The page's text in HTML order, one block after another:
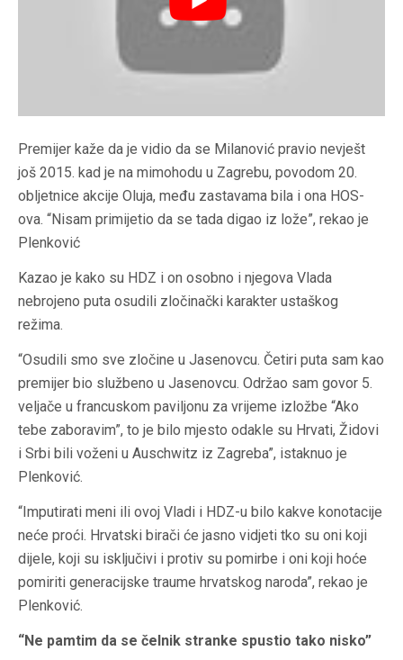
Premijer kaže da je vidio da se Milanović pravio nevješt
još 2015. kad je na mimohodu u Zagrebu, povodom 20.
obljetnice akcije Oluja, među zastavama bila i ona HOS-
ova. “Nisam primijetio da se tada digao iz lože”, rekao je
Plenković
Kazao je kako su HDZ i on osobno i njegova Vlada
nebrojeno puta osudili zločinački karakter ustaškog
režima.
“Osudili smo sve zločine u Jasenovcu. Četiri puta sam kao
premijer bio službeno u Jasenovcu. Održao sam govor 5.
veljače u francuskom paviljonu za vrijeme izložbe “Ako
tebe zaboravim”, to je bilo mjesto odakle su Hrvati, Židovi
i Srbi bili voženi u Auschwitz iz Zagreba”, istaknuo je
Plenković.
“Imputirati meni ili ovoj Vladi i HDZ-u bilo kakve konotacije
neće proći. Hrvatski birači će jasno vidjeti tko su oni koji
dijele, koji su isključivi i protiv su pomirbe i oni koji hoće
pomiriti generacijske traume hrvatskog naroda”, rekao je
Plenković.
“Ne pamtim da se čelnik stranke spustio tako nisko”